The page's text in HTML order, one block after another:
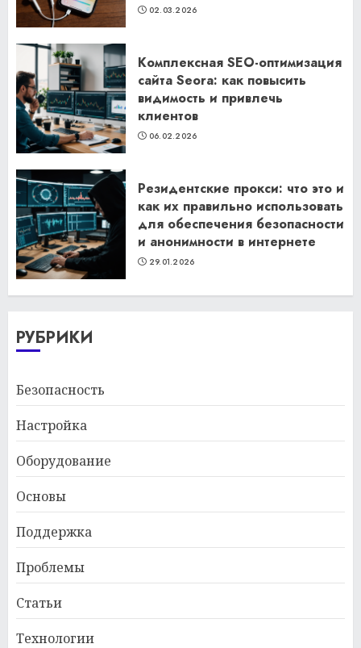
02.03.2026
Комплексная SEO-оптимизация
сайта Seora: как повысить
видимость и привлечь
клиентов
06.02.2026
Резидентские прокси: что это и
как их правильно использовать
для обеспечения безопасности
и анонимности в интернете
29.01.2026
РУБРИКИ
Безопасность
Настройка
Оборудование
Основы
Поддержка
Проблемы
Статьи
Технологии